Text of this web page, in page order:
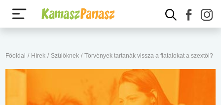
Főoldal / Hírek / Szülőknek / Törvények tartanák vissza a fiatalokat a szextől?